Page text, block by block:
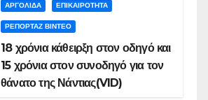
ΑΡΓΟΛΙΔΑ ΕΠΙΚΑΙΡΟΤΗΤΑ
ΡΕΠΟΡΤΑΖ ΒΙΝΤΕΟ
18 χρόνια κάθειρξη στον οδηγό και
15 χρόνια στον συνοδηγό για τον
θάνατο της Νάντιας(VID)